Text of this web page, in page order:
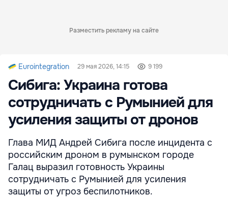
Разместить рекламу на сайте
Eurointegration 29 мая 2026, 14:15 9 199
Сибига: Украина готова
сотрудничать с Румынией для
усиления защиты от дронов
Глава МИД Андрей Сибига после инцидента с
российским дроном в румынском городе
Галац выразил готовность Украины
сотрудничать с Румынией для усиления
защиты от угроз беспилотников.